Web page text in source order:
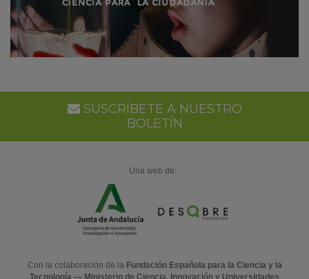
SUSCRÍBETE A NUESTRO
BOLETÍN
Una web de:
Con la colaboración de la Fundación Española para la Ciencia y la
Tecnología — Ministerio de Ciencia, Innovación y Universidades